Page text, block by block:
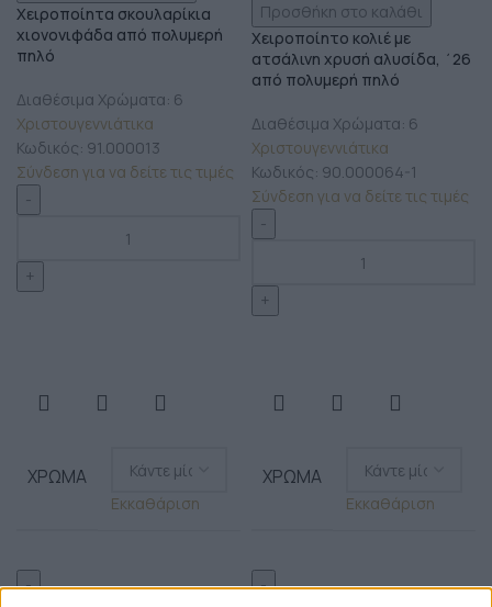
Χειροποίητα σκουλαρίκια
χιονονιφάδα από πολυμερή
πηλό
Διαθέσιμα Χρώματα: 6
Χριστουγεννιάτικα
Κωδικός: 91.000013
Σύνδεση για να δείτε τις τιμές
Προσθήκη στο καλάθι
Χειροποίητο κολιέ με
ατσάλινη χρυσή αλυσίδα, ΄26
από πολυμερή πηλό
Διαθέσιμα Χρώματα: 6
Χριστουγεννιάτικα
Κωδικός: 90.000064-1
Σύνδεση για να δείτε τις τιμές
ΧΡΏΜΑ
Εκκαθάριση
ΧΡΏΜΑ
Εκκαθάριση